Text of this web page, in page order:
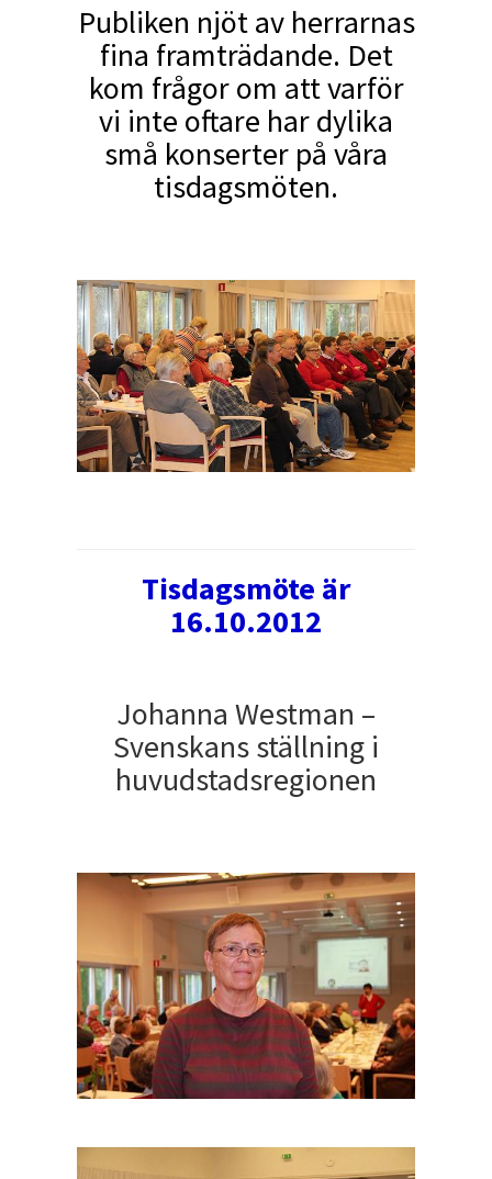
Publiken njöt av herrarnas
fina framträdande. Det
kom frågor om att varför
vi inte oftare har dylika
små konserter på våra
tisdagsmöten.
Tisdagsmöte är
16.10.2012
Johanna Westman –
Svenskans ställning i
huvudstadsregionen